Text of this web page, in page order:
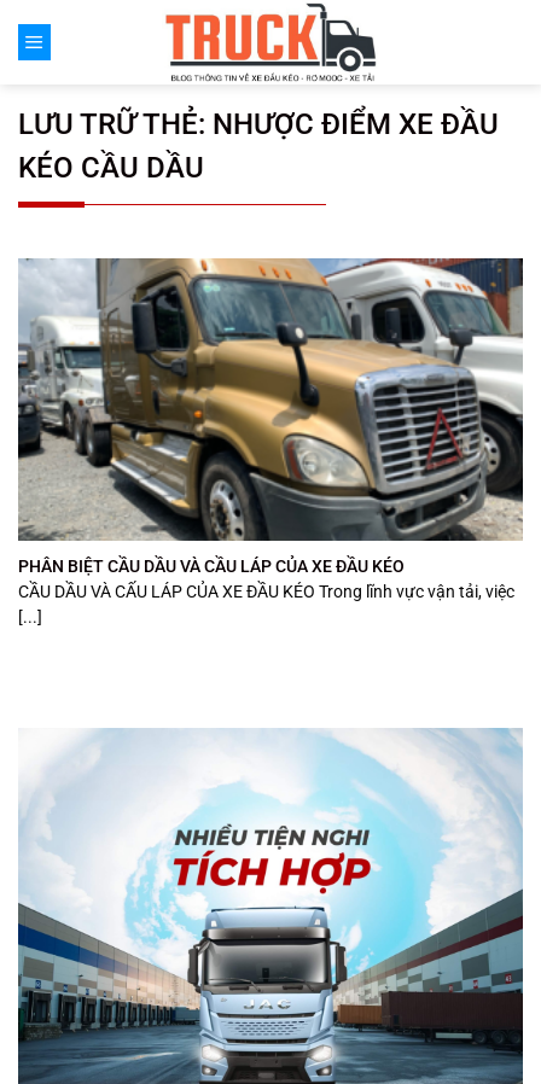
đến
LƯU TRỮ THẺ: NHƯỢC ĐIỂM XE ĐẦU
KÉO CẦU DẦU
PHÂN BIỆT CẦU DẦU VÀ CẦU LÁP CỦA XE ĐẦU KÉO
CẦU DẦU VÀ CẤU LÁP CỦA XE ĐẦU KÉO Trong lĩnh vực vận tải, việc
[...]